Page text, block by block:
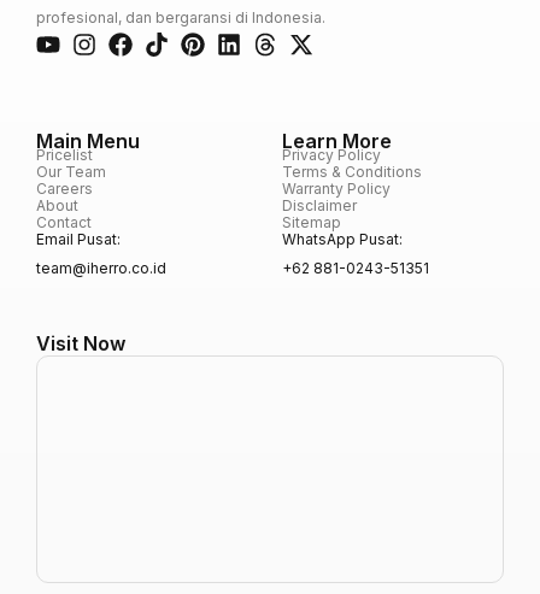
profesional, dan bergaransi di Indonesia.
Main Menu
Pricelist
Our Team
Careers
About
Contact
Email Pusat:
team@iherro.co.id
Learn More
Privacy Policy
Terms & Conditions
Warranty Policy
Disclaimer
Sitemap
WhatsApp Pusat:
+62 881-0243-51351
Visit Now